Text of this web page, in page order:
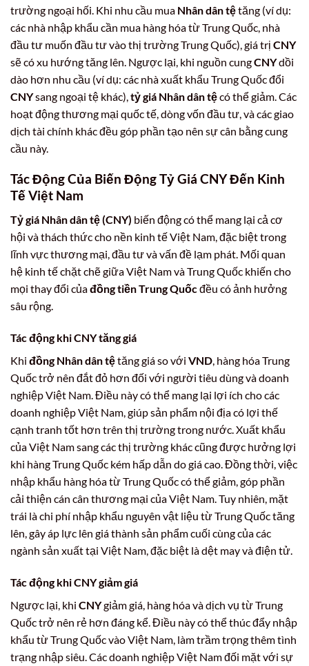
trường ngoại hối. Khi nhu cầu mua Nhân dân tệtăng (ví dụ:
các nhà nhập khẩu cần mua hàng hóa từ Trung Quốc, nhà
đầu tư muốn đầu tư vào thị trường Trung Quốc), giá trị CNY
sẽ có xu hướng tăng lên. Ngược lại, khi nguồn cungCNYdồi
dào hơn nhu cầu (ví dụ: các nhà xuất khẩu Trung Quốc đổi
CNYsang ngoại tệ khác), tỷ giá Nhân dân tệcó thể giảm. Các
hoạt động thương mại quốc tế, dòng vốn đầu tư, và các giao
dịch tài chính khác đều góp phần tạo nên sự cân bằng cung
cầu này.
Tác Động Của Biến Động Tỷ Giá CNY Đến Kinh
Tế Việt Nam
Tỷ giá Nhân dân tệ (CNY) biến động có thể mang lại cả cơ
hội và thách thức cho nền kinh tế Việt Nam, đặc biệt trong
lĩnh vực thương mại, đầu tư và vấn đề lạm phát. Mối quan
hệ kinh tế chặt chẽ giữa Việt Nam và Trung Quốc khiến cho
mọi thay đổi củađồng tiền Trung Quốcđều có ảnh hưởng
sâu rộng.
Tác động khi CNY tăng giá
Khi đồng Nhân dân tệtăng giá so với VND, hàng hóa Trung
Quốc trở nên đắt đỏ hơn đối với người tiêu dùng và doanh
nghiệp Việt Nam. Điều này có thể mang lại lợi ích cho các
doanh nghiệp Việt Nam, giúp sản phẩm nội địa có lợi thế
cạnh tranh tốt hơn trên thị trường trong nước. Xuất khẩu
của Việt Nam sang các thị trường khác cũng được hưởng lợi
khi hàng Trung Quốc kém hấp dẫn do giá cao. Đồng thời, việc
nhập khẩu hàng hóa từ Trung Quốc có thể giảm, góp phần
cải thiện cán cân thương mại của Việt Nam. Tuy nhiên, mặt
trái là chi phí nhập khẩu nguyên vật liệu từ Trung Quốc tăng
lên, gây áp lực lên giá thành sản phẩm cuối cùng của các
ngành sản xuất tại Việt Nam, đặc biệt là dệt may và điện tử.
Tác động khi CNY giảm giá
Ngược lại, khi CNYgiảm giá, hàng hóa và dịch vụ từ Trung
Quốc trở nên rẻ hơn đáng kể. Điều này có thể thúc đẩy nhập
khẩu từ Trung Quốc vào Việt Nam, làm trầm trọng thêm tình
trạng nhập siêu. Các doanh nghiệp Việt Nam đối mặt với sự